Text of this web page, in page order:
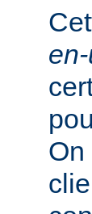
On